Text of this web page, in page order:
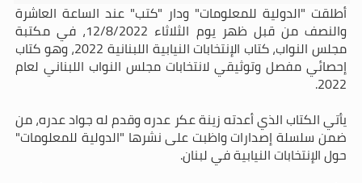
أطلقت "الدولية للمعلومات" ودار "كتب" عند الساعة العاشرة
والنصف من قبل ظهر يوم الثلاثاء 12/8/2022، في مكتبة
مجلس النواب، كتاب الإنتخابات النيابية اللبنانية 2022، وهو كتاب
إحصائي مفصل وتوثيقي لانتخابات مجلس النواب اللبناني لعام
2022.
يأتي الكتاب الذي أعدته زينة عكر عدره وقدم له جواد عدره، من
ضمن سلسلة إصدارات واظبت على نشرها "الدولية للمعلومات"
حول الإنتخابات النيابية في لبنان.